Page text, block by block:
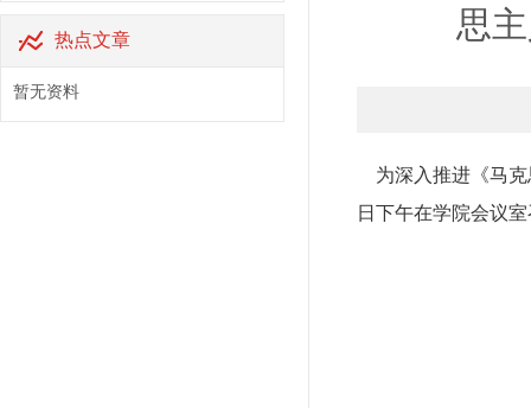
热点文章
暂无资料
思
为深入推进《马克
日下午在学院会议